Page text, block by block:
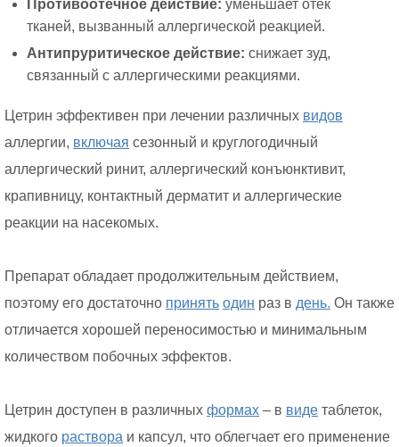
Противоотечное действие: уменьшает отек
тканей, вызванный аллергической реакцией.
Антипруритическое действие: снижает зуд,
связанный с аллергическими реакциями.
Цетрин эффективен при лечении различных видов
аллергии, включая сезонный и круглогодичный
аллергический ринит, аллергический конъюнктивит,
крапивницу, контактный дерматит и аллергические
реакции на насекомых.
Препарат обладает продолжительным действием,
поэтому его достаточно принять один раз в день. Он также
отличается хорошей переносимостью и минимальным
количеством побочных эффектов.
Цетрин доступен в различных формах – в виде таблеток,
жидкого раствора и капсул, что облегчает его применение